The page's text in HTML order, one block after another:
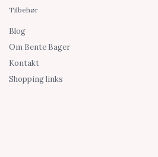
Tilbehør
Blog
Om Bente Bager
Kontakt
Shopping links